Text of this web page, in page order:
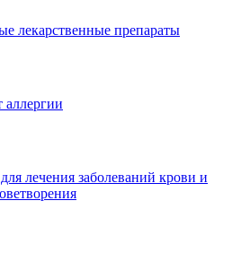
лекарственные препараты
аллергии
лечения заболеваний крови и